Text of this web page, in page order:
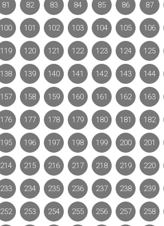
81 82 83 84 85 86 87
100 101 102 103 104 105 106
119 120 121 122 123 124 125
138 139 140 141 142 143 144
157 158 159 160 161 162 163
176 177 178 179 180 181 182
195 196 197 198 199 200 201
214 215 216 217 218 219 220
233 234 235 236 237 238 239
252 253 254 255 256 257 258